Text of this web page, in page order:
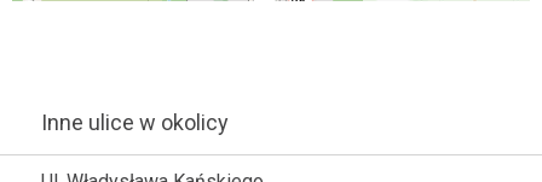
Inne ulice w okolicy